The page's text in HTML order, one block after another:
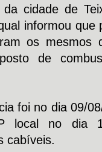
cidade de
informou que
os mesmos
de
foi no dia 09/
local no dia
cabíveis.